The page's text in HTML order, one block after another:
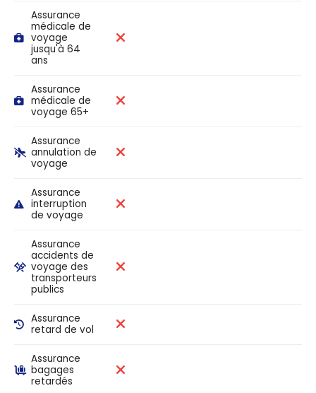
Assurance
médicale de
voyage
jusqu'à 64
ans
Assurance
médicale de
voyage 65+
Assurance
annulation de
voyage
Assurance
interruption
de voyage
Assurance
accidents de
voyage des
transporteurs
publics
Assurance
retard de vol
Assurance
bagages
retardés